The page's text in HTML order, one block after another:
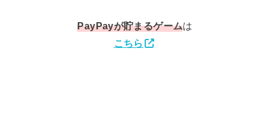
PayPayが貯まるゲームは
こちら